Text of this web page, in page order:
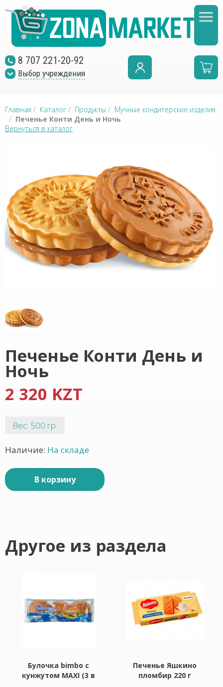
8 707 221-20-92
Выбор учреждения
Главная / Каталог / Продукты / Мучные кондитерские изделия
/ Печенье Конти День и Ночь
Вернуться в каталог
Печенье Конти День и
Ночь
2 320 KZT
Вес: 500 гр.
Наличие: На складе
В корзину
Другое из раздела
Булочка bimbo с
кунжутом MAXI (3 в
Печенье Яшкино
пломбир 220 г